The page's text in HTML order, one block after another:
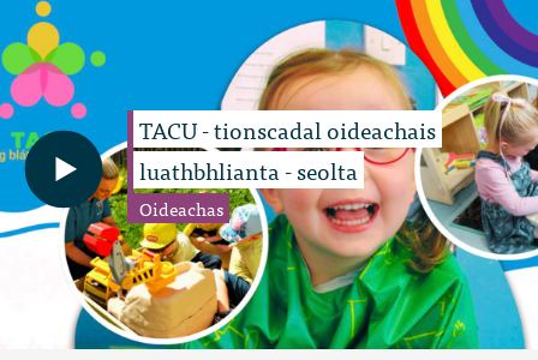
TACU - tionscadal oideachais
luathbhlianta - seolta
Oideachas